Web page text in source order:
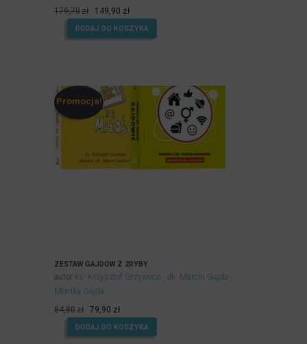
5.00
179,70zł
Pierwotna
cena
wynosiła:
149,90 złAktualna
cena
wynosi:
DODAJ DO KOSZYKA
Promocja!
ZESTAW GAJDÓW Z 2RYBY
autor ks. Krzysztof Grzywocz
dk. Marcin Gajda
Monika Gajda
84,80zł
Pierwotna
cena
wynosiła:
79,90 złAktualna
cena
wynosi:
DODAJ DO KOSZYKA